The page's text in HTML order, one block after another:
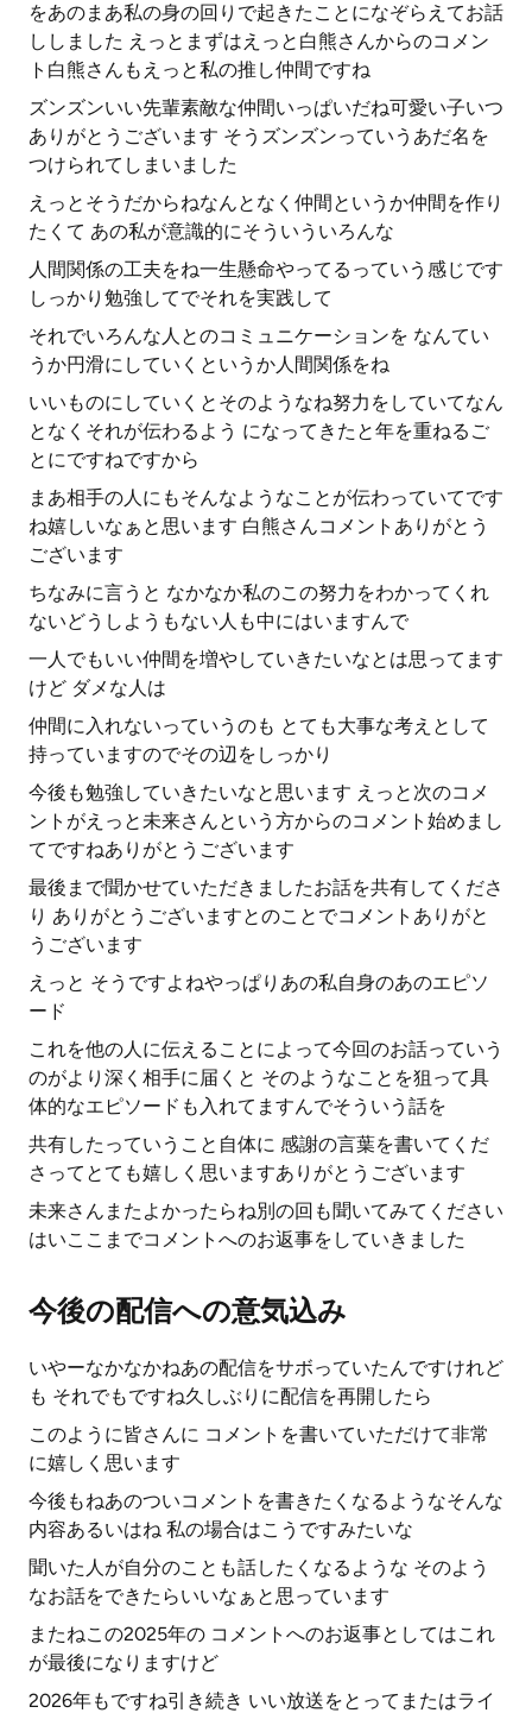
をあのまあ私の身の回りで起きたことになぞらえてお話
ししました えっとまずはえっと白熊さんからのコメン
ト白熊さんもえっと私の推し仲間ですね
ズンズンいい先輩素敵な仲間いっぱいだね可愛い子いつ
ありがとうございます そうズンズンっていうあだ名を
つけられてしまいました
えっとそうだからねなんとなく仲間というか仲間を作り
たくて あの私が意識的にそういういろんな
人間関係の工夫をね一生懸命やってるっていう感じです
しっかり勉強してでそれを実践して
それでいろんな人とのコミュニケーションを なんてい
うか円滑にしていくというか人間関係をね
いいものにしていくとそのようなね努力をしていてなん
となくそれが伝わるよう になってきたと年を重ねるご
とにですねですから
まあ相手の人にもそんなようなことが伝わっていてです
ね嬉しいなぁと思います 白熊さんコメントありがとう
ございます
ちなみに言うと なかなか私のこの努力をわかってくれ
ないどうしようもない人も中にはいますんで
一人でもいい仲間を増やしていきたいなとは思ってます
けど ダメな人は
仲間に入れないっていうのも とても大事な考えとして
持っていますのでその辺をしっかり
今後も勉強していきたいなと思います えっと次のコメ
ントがえっと未来さんという方からのコメント始めまし
てですねありがとうございます
最後まで聞かせていただきましたお話を共有してくださ
り ありがとうございますとのことでコメントありがと
うございます
えっと そうですよねやっぱりあの私自身のあのエピソ
ード
これを他の人に伝えることによって今回のお話っていう
のがより深く相手に届くと そのようなことを狙って具
体的なエピソードも入れてますんでそういう話を
共有したっていうこと自体に 感謝の言葉を書いてくだ
さってとても嬉しく思いますありがとうございます
未来さんまたよかったらね別の回も聞いてみてください
はいここまでコメントへのお返事をしていきました
今後の配信への意気込み
いやーなかなかねあの配信をサボっていたんですけれど
も それでもですね久しぶりに配信を再開したら
このように皆さんに コメントを書いていただけて非常
に嬉しく思います
今後もねあのついコメントを書きたくなるようなそんな
内容あるいはね 私の場合はこうですみたいな
聞いた人が自分のことも話したくなるような そのよう
なお話をできたらいいなぁと思っています
またねこの2025年の コメントへのお返事としてはこれ
が最後になりますけど
2026年もですね引き続き いい放送をとってまたはライ